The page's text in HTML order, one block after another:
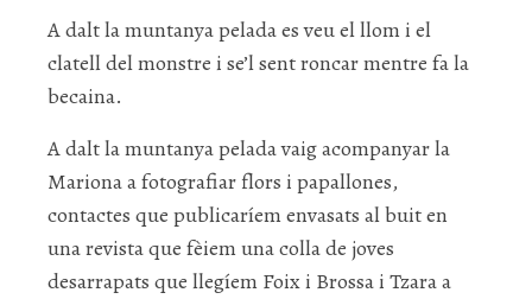
A dalt la muntanya pelada es veu el llom i el
clatell del monstre i se’l sent roncar mentre fa la
becaina.
A dalt la muntanya pelada vaig acompanyar la
Mariona a fotografiar flors i papallones,
contactes que publicaríem envasats al buit en
una revista que fèiem una colla de joves
desarrapats que llegíem Foix i Brossa i Tzara a